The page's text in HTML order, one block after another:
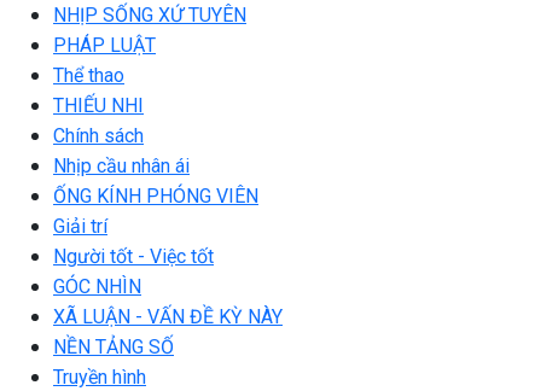
NHỊP SỐNG XỨ TUYÊN
PHÁP LUẬT
Thể thao
THIẾU NHI
Chính sách
Nhịp cầu nhân ái
ỐNG KÍNH PHÓNG VIÊN
Giải trí
Người tốt - Việc tốt
GÓC NHÌN
XÃ LUẬN - VẤN ĐỀ KỲ NÀY
NỀN TẢNG SỐ
Truyền hình